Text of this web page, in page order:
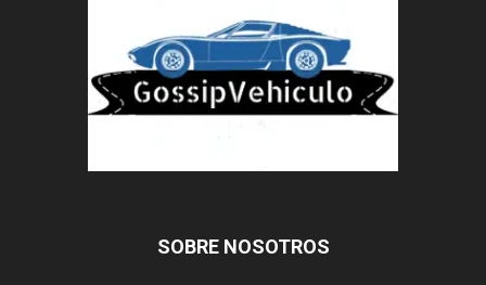
SOBRE NOSOTROS